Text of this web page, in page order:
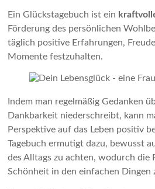
Ein Glückstagebuch ist ein
Förderung des persönlichen
täglich positive Erfahrungen,
Momente festzuhalten.
Indem man regelmäßig Gedanken
Dankbarkeit niederschreibt, kann
Perspektive auf das Leben positiv
Tagebuch ermutigt dazu, bewusst
des Alltags zu achten, wodurch die
Schönheit in den einfachen Dingen